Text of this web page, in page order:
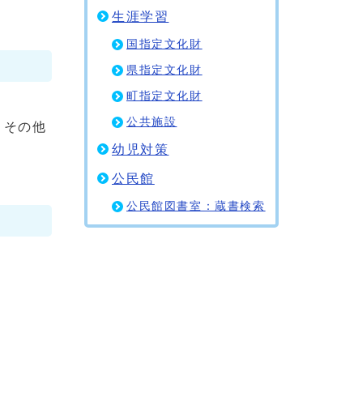
の他
生涯学習
国指定文化財
県指定文化財
町指定文化財
公共施設
幼児対策
公民館
公民館図書室：蔵書検索